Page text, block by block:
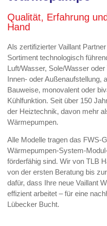
Qualität, Erfahrung
Hand
Als zertifizierter Vaillant
Sortiment technologisch
Luft/Wasser, Sole/Wasser
Innen- oder Außenaufstellung,
Bauweise, monovalent oder
Kühlfunktion. Seit über 150
der Heiztechnik, davon mehr
Wärmepumpen.
Alle Modelle tragen das FWS-
Wärmepumpen-System-
förderfähig sind. Wir von TLB
von der ersten Beratung bis
dafür, dass Ihre neue Vaillant
effizient arbeitet – für eine
Lübecker Bucht.